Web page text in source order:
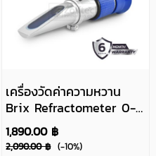
เครื่องวัดค่าความหวาน
Brix Refractometer 0-
90% รุ่น Re-Brix-90
1,890.00 ฿
2,090.00 ฿ (-10%)